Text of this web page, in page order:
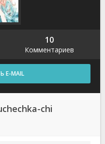
10
Комментариев
E-MAIL
chi